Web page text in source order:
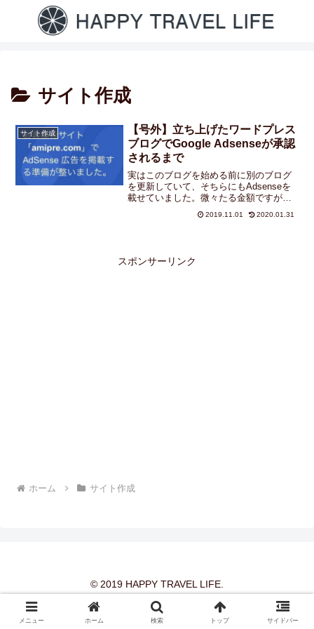
サイト作成
サイト作成
【号外】立ち上げたワードプレス
ブログでGoogle Adsenseが承認
されるまで
実はこのブログを始める前に別のブログ
を更新していて、そちらにもAdsenseを
載せていました。微々たる金額ですがや
されると嬉しいもの。ブログ更新のやる
2019.11.01 2020.01.31
スポンサーリンク
ホーム サイト作成
© 2019 HAPPY TRAVEL LIFE.
メニュー ホーム 検索 トップ サイドバー